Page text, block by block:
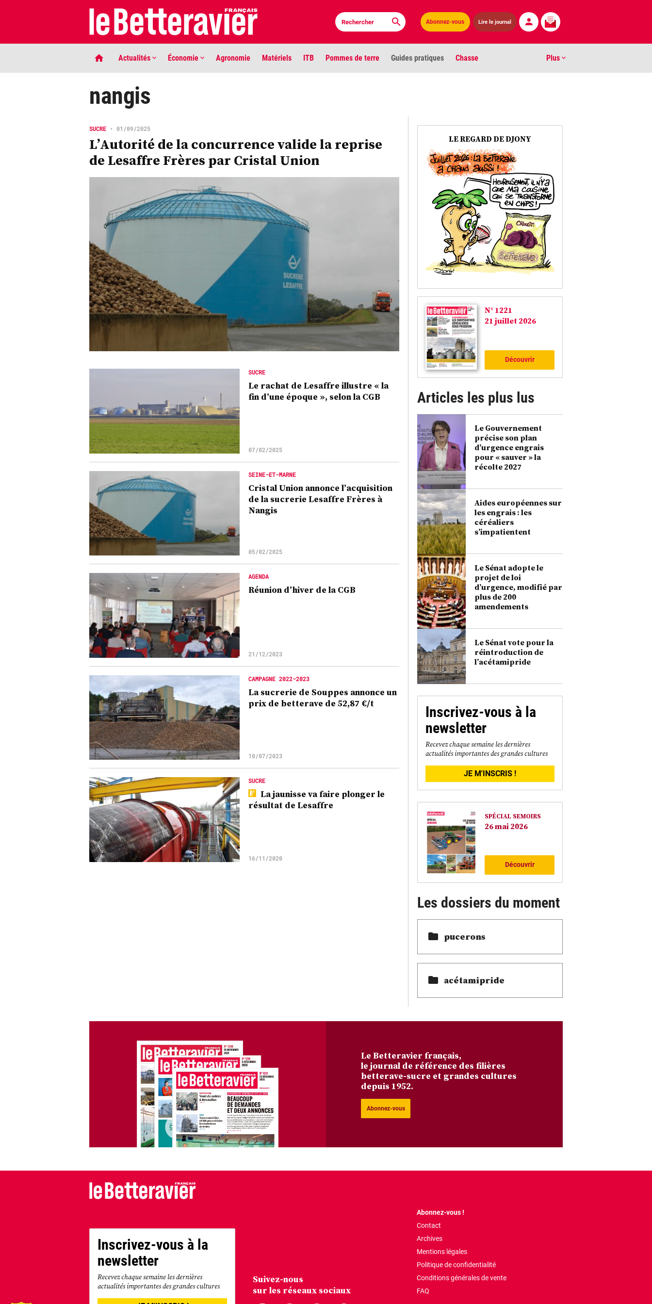
Abonnez-vous Lire le journal
Actualités Économie Agronomie Matériels ITB Pommes de terre Guides pratiques Chasse Plus
Phaco quand tu nous tiens …
Biocarburants
Environnement
Vidéos
Contact
nangis
SUCRE • 01/09/2025
L’Autorité de la concurrence valide la reprise
de Lesaffre Frères par Cristal Union
SUCRE
Le rachat de Lesaffre illustre « la
fin d’une époque », selon la CGB
07/02/2025
SEINE-ET-MARNE
Cristal Union annonce l’acquisition
de la sucrerie Lesaffre Frères à
Nangis
05/02/2025
AGENDA
Réunion d’hiver de la CGB
21/12/2023
CAMPAGNE 2022-2023
La sucrerie de Souppes annonce un
prix de betterave de 52,87 €/t
10/07/2023
SUCRE
La jaunisse va faire plonger le
résultat de Lesaffre
16/11/2020
LE REGARD DE DJONY
N° 1221
21 juillet 2026
Découvrir
Articles les plus lus
Le Gouvernement
précise son plan
d’urgence engrais
pour « sauver » la
récolte 2027
Aides européennes sur
les engrais : les
céréaliers
s’impatientent
Le Sénat adopte le
projet de loi
d’urgence, modifié par
plus de 200
amendements
Le Sénat vote pour la
réintroduction de
l’acétamipride
Inscrivez-vous à la
newsletter
Recevez chaque semaine les dernières
actualités importantes des grandes cultures
JE M'INSCRIS !
SPÉCIAL SEMOIRS
26 mai 2026
Découvrir
Les dossiers du moment
pucerons
acétamipride
Le Betteravier français,
le journal de référence des filières
betterave-sucre et grandes cultures
depuis 1952.
Abonnez-vous
Inscrivez-vous à la
newsletter
Recevez chaque semaine les dernières
actualités importantes des grandes cultures
Suivez-nous
sur les réseaux sociaux
Abonnez-vous !
Contact
Archives
Mentions légales
Politique de confidentialité
Conditions générales de vente
FAQ